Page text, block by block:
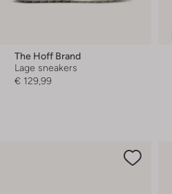
The Hoff Brand
Lage sneakers
€ 129,99